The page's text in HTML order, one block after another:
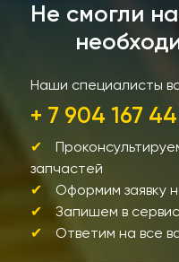
Не смогли
Наши специалисты
+ 7 904 167 44
запчастей
Оформим заявку
Запишем в
Ответим на все